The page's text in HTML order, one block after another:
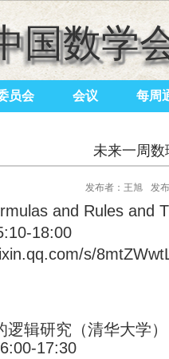
国数学
员会 会议 每周
未来一周数
发布者：王旭 发
and Rules and
18:00
s/
逻辑研究（清华大学）
17:30